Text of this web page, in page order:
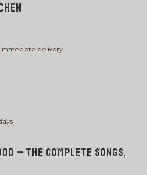
delivery
– THE COMPLETE SONGS,